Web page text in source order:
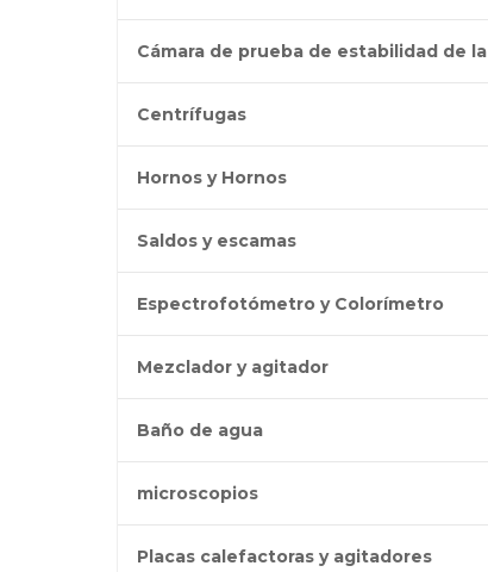
Centrífugas
Hornos y Hornos
Saldos y escamas
Espectrofotómetro y Colorímetro
Mezclador y agitador
Baño de agua
microscopios
Placas calefactoras y agitadores